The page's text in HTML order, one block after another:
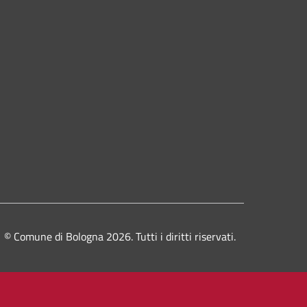
© Comune di Bologna 2026. Tutti i diritti riservati.